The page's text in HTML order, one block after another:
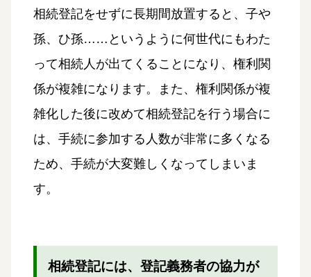
相続登記をせずに長期間放置すると、子や
孫、ひ孫……というように何世代にもわた
って相続人が出てくることになり、権利関
係が複雑になります。また、権利関係が複
雑化した後に改めて相続登記を行う場合に
は、手続に参加する人数が非常に多くなる
ため、手続が大変難しくなってしまいま
す。
相続登記には、登記義務者の協力が